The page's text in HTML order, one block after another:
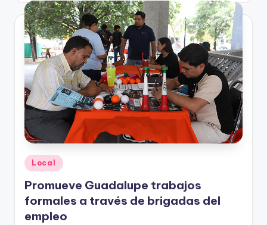
Publicado
en
Local
Promueve Guadalupe trabajos
formales a través de brigadas del
empleo